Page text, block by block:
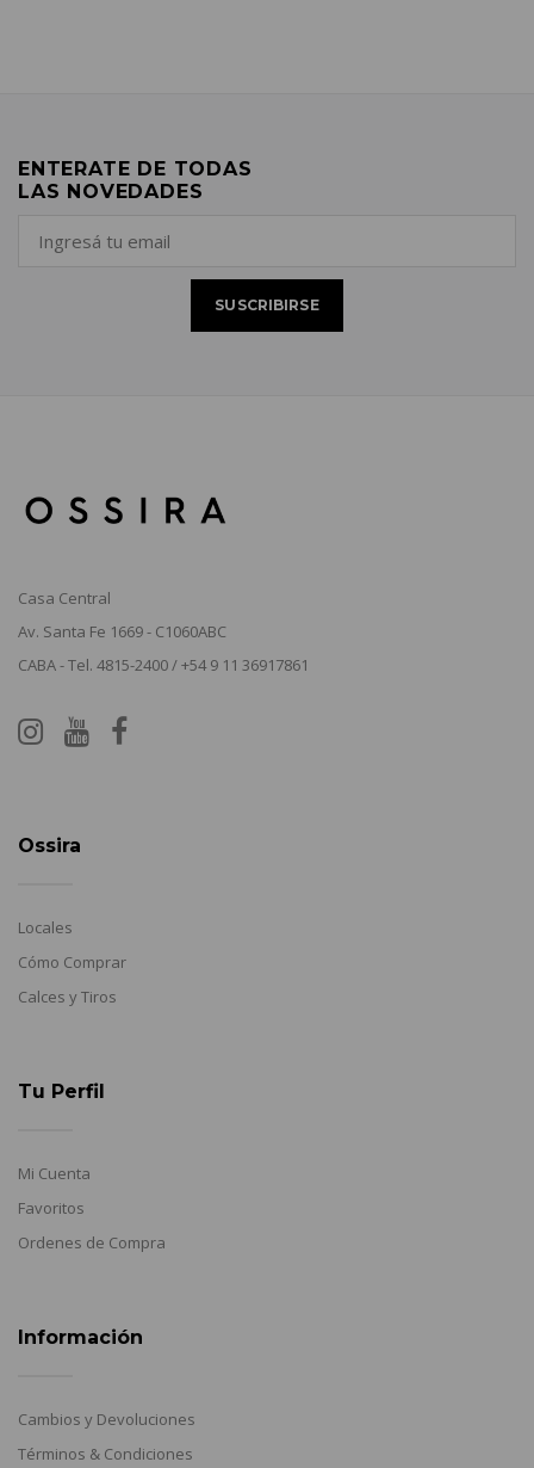
ENTERATE DE TODAS
LAS NOVEDADES
Casa Central
Av. Santa Fe 1669 - C1060ABC
CABA - Tel. 4815-2400 / +54 9 11 36917861
Ossira
Locales
Cómo Comprar
Calces y Tiros
Tu Perfil
Mi Cuenta
Favoritos
Ordenes de Compra
Información
Cambios y Devoluciones
Términos & Condiciones